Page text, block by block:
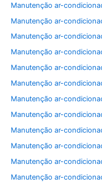
Manutenção ar-
Manutenção ar-
Manutenção ar-
Manutenção ar-
Manutenção ar-
Manutenção ar-
Manutenção ar-
Manutenção ar-
Manutenção ar-
Manutenção ar-
Manutenção ar-
Manutenção ar-